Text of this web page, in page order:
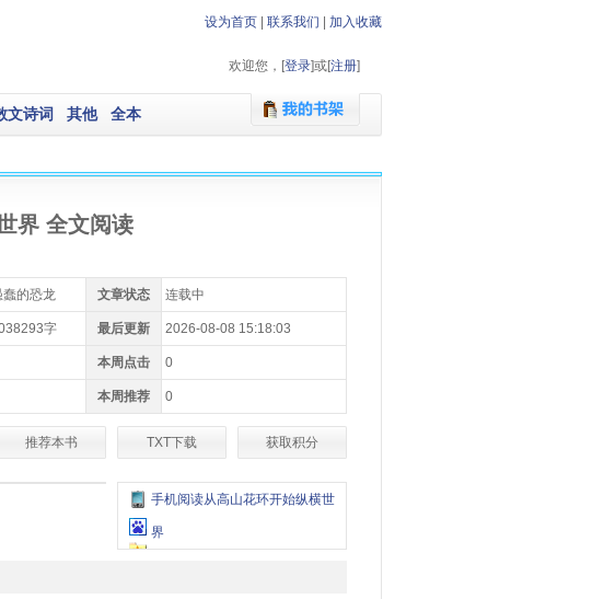
设为首页 联系我们 加入收藏
欢迎您，[登录]或[注册]
文诗词 其他 全本
界 全文阅读
蠢的恐龙 文章状态 连载中
字 最后更新 2026-08-08 15:18:03
本周点击 0
本周推荐 0
推荐本书 TXT下载 获取积分
手机阅读从高山花环开始纵横世
界